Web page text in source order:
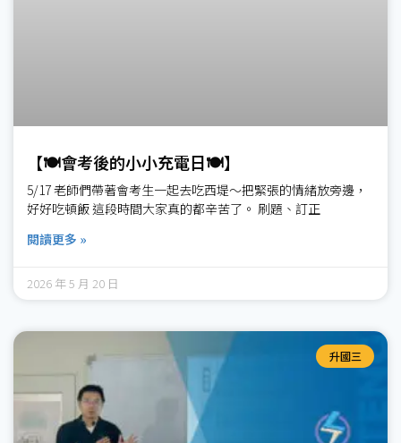
【🍽️會考後的小小充電日🍽️】
5/17 老師們帶著會考生一起去吃西堤～把緊張的情緒放旁邊，
好好吃頓飯 這段時間大家真的都辛苦了。 刷題、訂正
閱讀更多 »
2026 年 5 月 20 日
升國三